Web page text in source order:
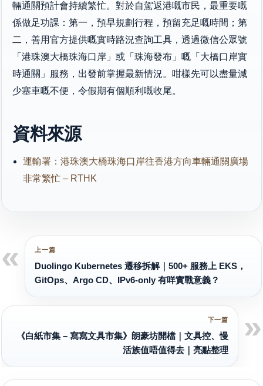
輛通關預計會持續繁忙。對於自駕返港嘅市民，最重要嘅
係做足功課：第一，預早規劃行程，預留充足嘅時間；第
二，善用官方提供嘅實時路況查詢工具，透過微信公眾號
「港珠澳大橋珠海口岸」或「珠海發布」嘅「大橋口岸實
時通關」服務，出發前掌握最新情況。咁樣先可以盡量減
少塞車嘅不便，令假期有個順利嘅收尾。
資料來源
運輸署：港珠澳大橋珠海口岸往香港方向車輛通關廣場
非常繁忙 – RTHK
Duolingo Kubernetes 遷移拆解｜500+ 服務上 EKS，
GitOps、Argo CD、IPv6-only 有咩實戰意義？
《白紙市集 – 寫寫文具市集》朗豪坊開檔｜文具控、慢
活族值唔值得去｜亮點整理